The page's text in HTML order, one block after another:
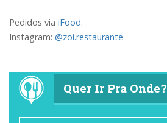
Pedidos via iFood.
Instagram: @zoi.restaurante
Quer Ir Pra Onde?